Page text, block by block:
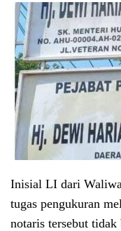
Inisial LI dari
tugas pengukuran
notaris tersebut